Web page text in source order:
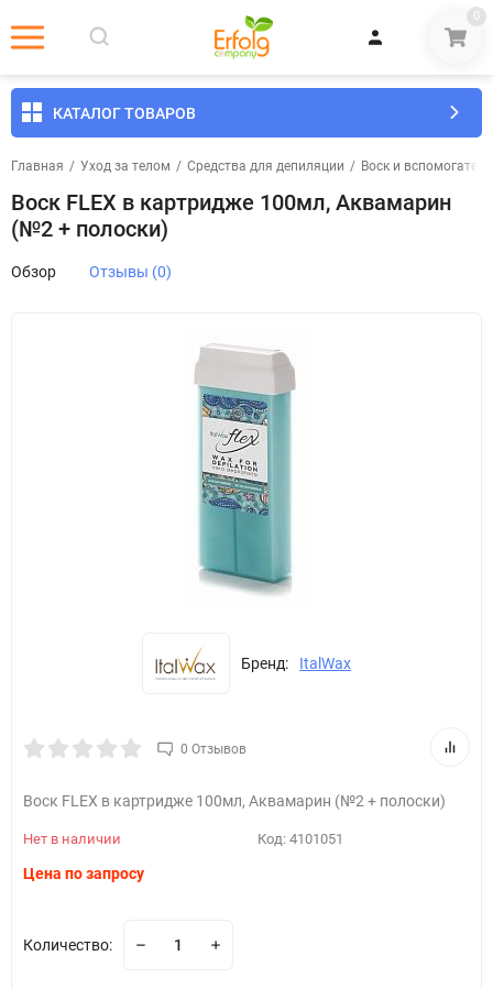
0
КАТАЛОГ ТОВАРОВ
Главная / Уход за телом / Средства для депиляции / Воск и
Воск FLEX в картридже 100мл, Аквамарин
(№2 + полоски)
Обзор Отзывы (0)
Бренд: ItalWax
0 Отзывов
Воск FLEX в картридже 100мл, Аквамарин (№2 + полоски)
Нет в наличии Код: 4101051
Цена по запросу
Количество: